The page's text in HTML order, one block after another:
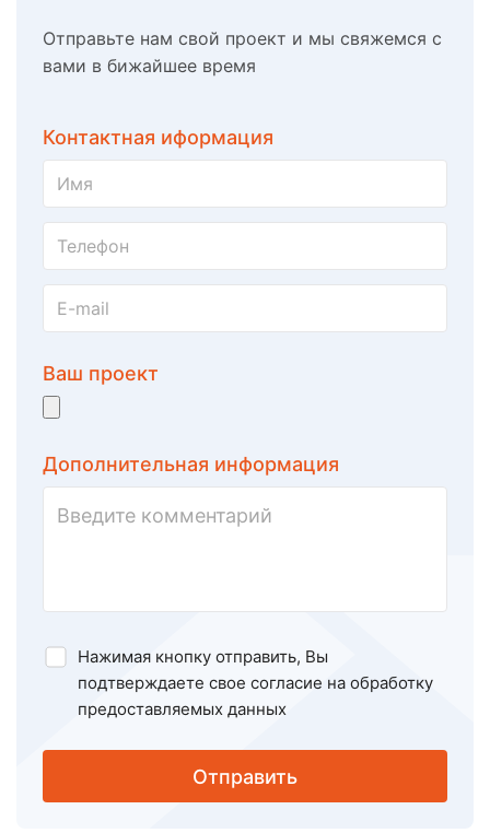
Отправьте нам свой проект и мы свяжемся с
вами в бижайшее время
Контактная иформация
Ваш проект
Дополнительная информация
Нажимая кнопку отправить, Вы
подтверждаете свое согласие на обработку
предоставляемых данных
Отправить